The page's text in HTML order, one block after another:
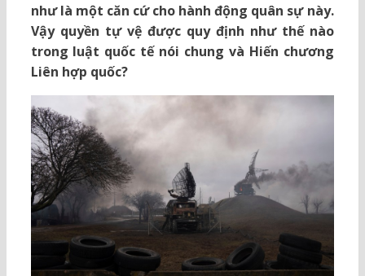
như là một căn cứ cho hành động quân sự này.
Vậy quyền tự vệ được quy định như thế nào
trong luật quốc tế nói chung và Hiến chương
Liên hợp quốc?